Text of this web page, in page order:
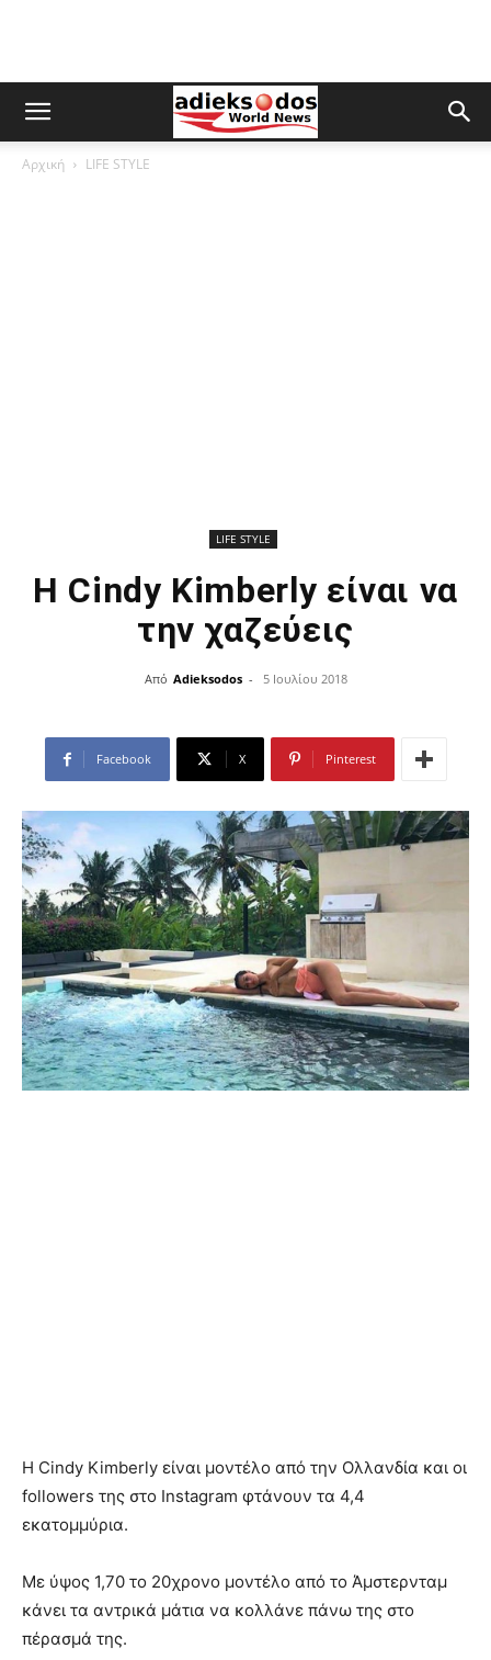
Αρχική LIFE STYLE
LIFE STYLE
Η Cindy Kimberly είναι να
την χαζεύεις
Από Adieksodos - 5 Ιουλίου 2018
Facebook X Pinterest
Η Cindy Kimberly είναι μοντέλο από την Ολλανδία και οι
followers της στο Instagram φτάνουν τα 4,4
εκατομμύρια.
Με ύψος 1,70 το 20χρονο μοντέλο από το Άμστερνταμ
κάνει τα αντρικά μάτια να κολλάνε πάνω της στο
πέρασμά της.